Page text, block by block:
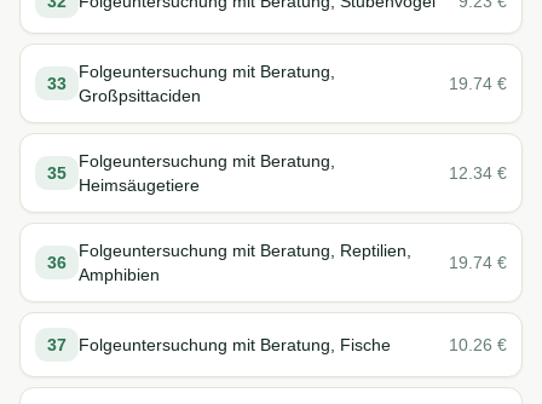
33
Folgeuntersuchung mit Beratung,
Großpsittaciden
19.74 €
35
Folgeuntersuchung mit Beratung,
Heimsäugetiere
12.34 €
36
Folgeuntersuchung mit Beratung, Reptilien,
Amphibien
19.74 €
37 Folgeuntersuchung mit Beratung, Fische 10.26 €